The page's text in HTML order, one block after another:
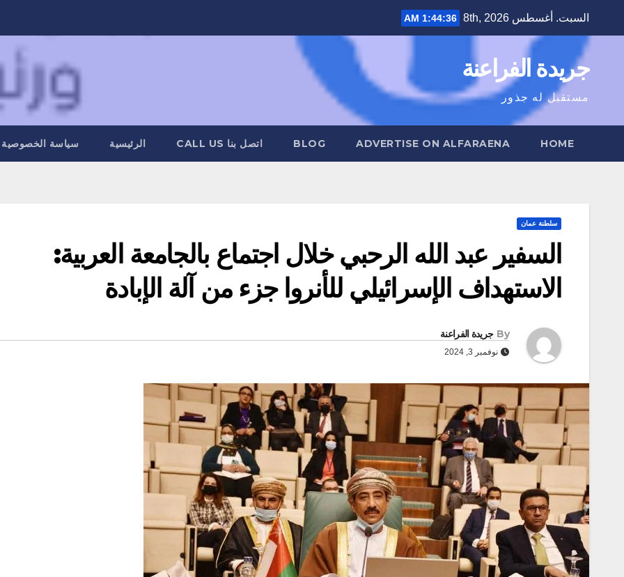
السبت. أغسطس 8th, 2026 1:44:37 AM
جريدة الفراعنة
مستقبل له جذور
HOME
ADVERTISE ON ALFARAENA
BLOG اتصل بنا CALL US الرئيسية سياسة الخصوصية
سلطنة عمان
السفير عبد الله الرحبي خلال اجتماع بالجامعة العربية:
الاستهداف الإسرائيلي للأنروا جزء من آلة الإبادة
By جريدة الفراعنة
نوفمبر 3, 2024